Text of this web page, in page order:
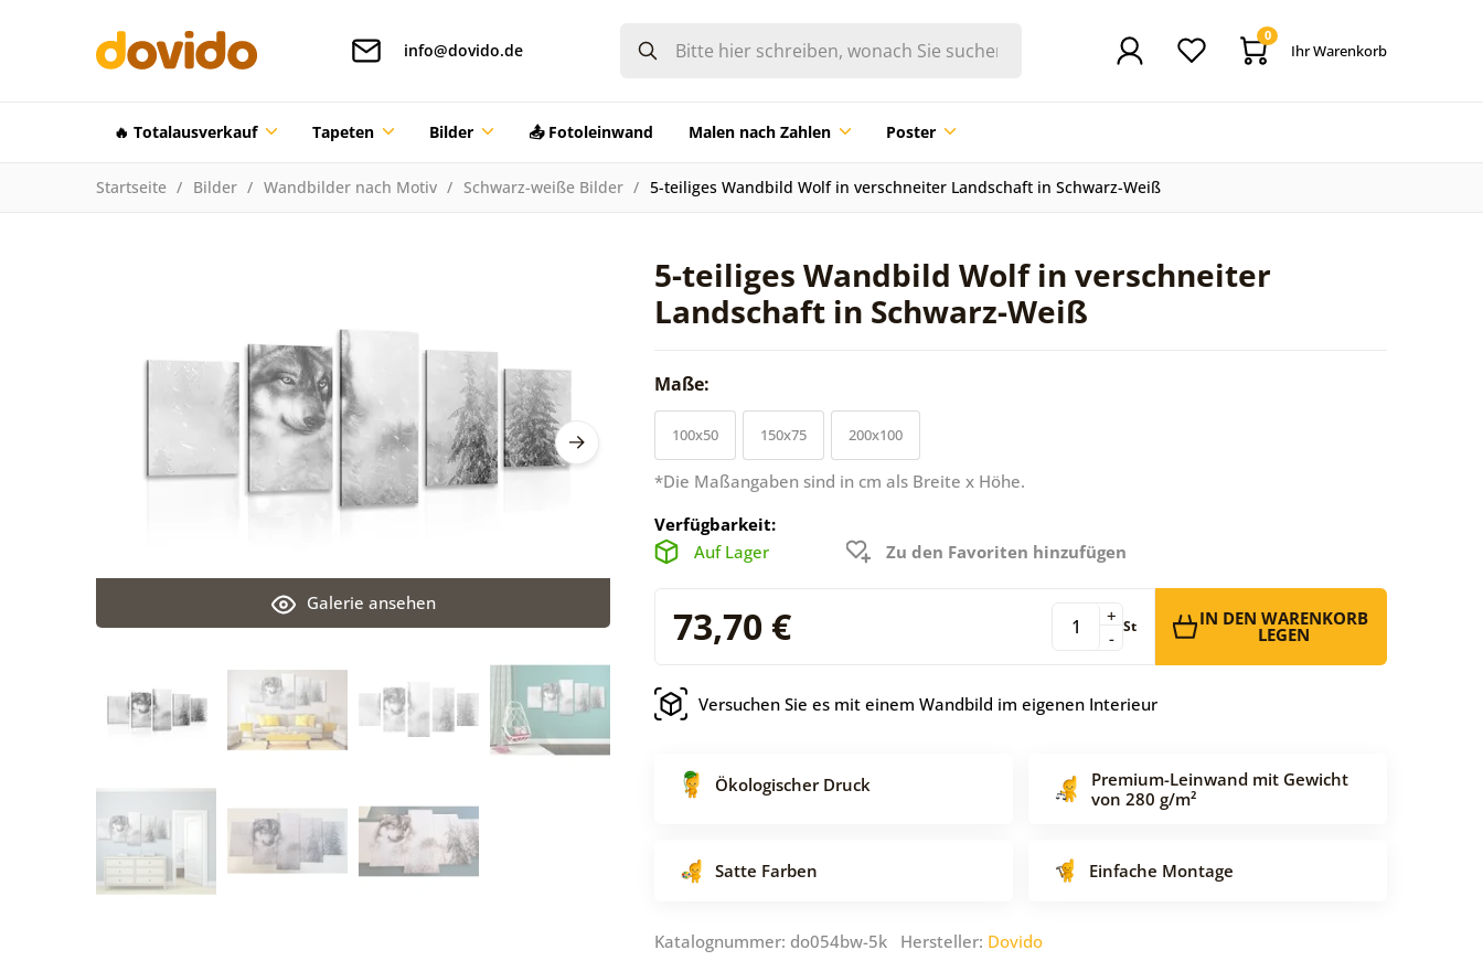
info@dovido.de
0
Ihr Warenkorb
🔥 Totalausverkauf Tapeten Bilder 📤 Fotoleinwand Malen nach Zahlen Poster
Startseite Bilder Wandbilder nach Motiv Schwarz-weiße Bilder 5-teiliges Wandbild Wolf in verschneiter Landschaft in Schwarz-Weiß
5-teiliges Wandbild Wolf in verschneiter
Landschaft in Schwarz-Weiß
Galerie ansehen
Maße:
100x50 150x75 200x100
*Die Maßangaben sind in cm als Breite x Höhe.
Verfügbarkeit:
Auf Lager
Zu den Favoriten hinzufügen
73,70 € -
+ St IN DEN WARENKORB
LEGEN
Versuchen Sie es mit einem Wandbild im eigenen Interieur
Ökologischer Druck
Premium-Leinwand mit Gewicht
von 280 g/m²
Satte Farben Einfache Montage
Katalognummer: do054bw-5k Hersteller: Dovido